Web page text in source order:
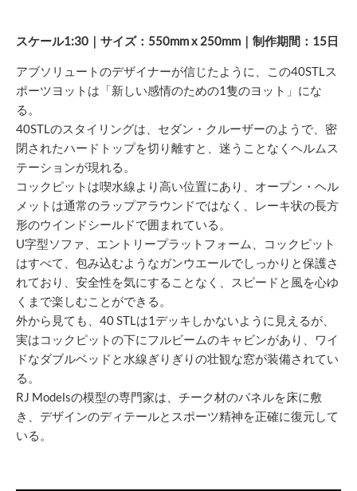
スケール1:30｜サイズ：550mm x 250mm｜制作期間：15日
アブソリュートのデザイナーが信じたように、この40STLス
ポーツヨットは「新しい感情のための1隻のヨット」にな
る。
40STLのスタイリングは、セダン・クルーザーのようで、密
閉されたハードトップを切り離すと、迷うことなくヘルムス
テーションが現れる。
コックピットは喫水線より高い位置にあり、オープン・ヘル
メットは通常のラップアラウンドではなく、レーキ状の長方
形のウインドシールドで囲まれている。
U字型ソファ、エントリープラットフォーム、コックピット
はすべて、包み込むようなガンウエールでしっかりと保護さ
れており、安全性を気にすることなく、スピードと風を心ゆ
くまで楽しむことができる。
外から見ても、40 STLは1デッキしかないように見えるが、
実はコックピットの下にフルビームのキャビンがあり、ワイ
ドなダブルベッドと水線ぎりぎりの壮観な窓が装備されてい
る。
RJ Modelsの模型の専門家は、チーク材のパネルを床に敷
き、デザインのディテールとスポーツ精神を正確に復元して
いる。